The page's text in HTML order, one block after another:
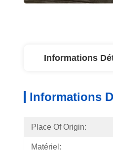
Informations
Informations
Place Of Origin:
Matériel: